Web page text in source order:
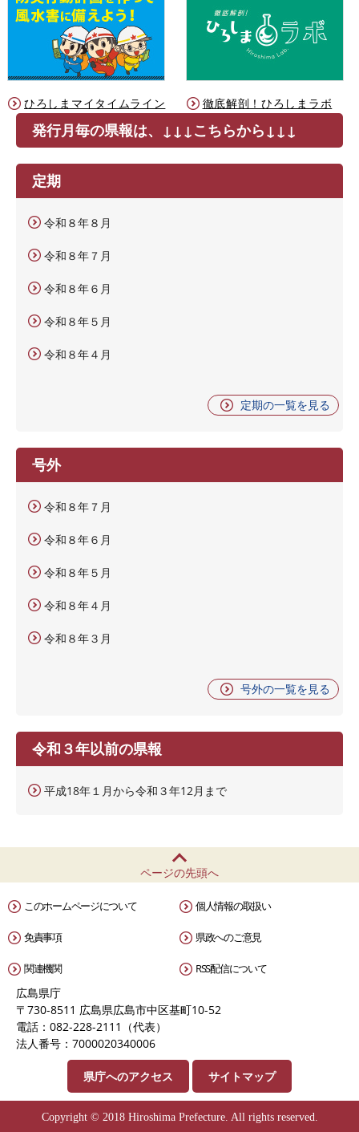
ひろしまマイタイムライン 徹底解剖！ひろしまラボ
発行月毎の県報は、↓↓↓こちらから↓↓↓
定期
令和８年８月
令和８年７月
令和８年６月
令和８年５月
令和８年４月
定期の一覧を見る
号外
令和８年７月
令和８年６月
令和８年５月
令和８年４月
令和８年３月
号外の一覧を見る
令和３年以前の県報
平成18年１月から令和３年12月まで
ページの先頭へ
このホームページについて 個人情報の取扱い
免責事項 県政へのご意見
関連機関 RSS配信について
広島県庁
〒730-8511 広島県広島市中区基町10-52
電話：082-228-2111（代表）
法人番号：7000020340006
県庁へのアクセス サイトマップ
Copyright © 2018 Hiroshima Prefecture. All rights reserved.